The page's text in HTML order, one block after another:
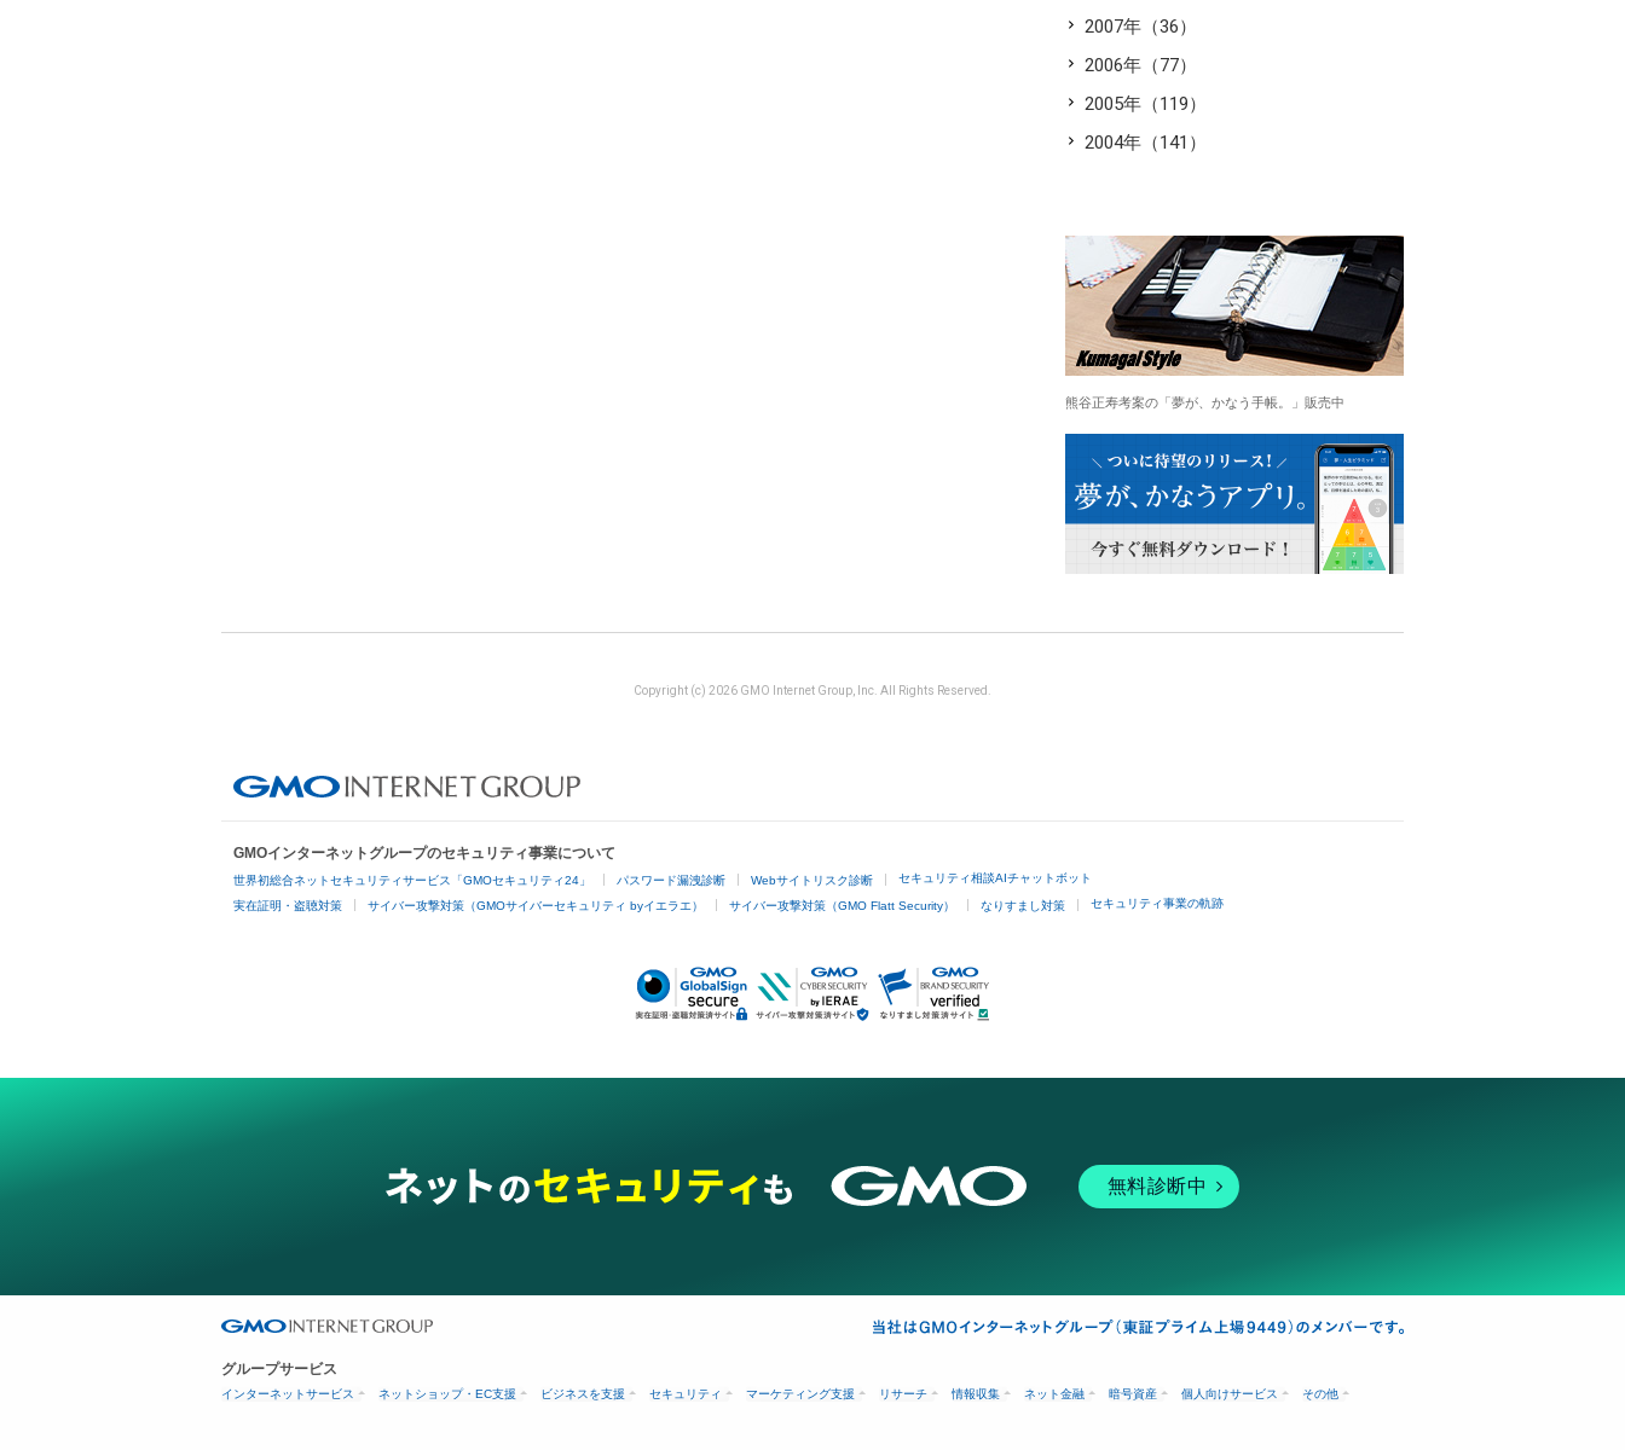
2007年（36）
2006年（77）
2005年（119）
2004年（141）
熊谷正寿考案の「夢が、かなう手帳。」販売中
Copyright (c) 2026 GMO Internet Group, Inc. All Rights Reserved.
GMOインターネットグループのセキュリティ事業について
世界初総合ネットセキュリティサービス「GMOセキュリティ24」 パスワード漏洩診断 Webサイトリスク診断 セキュリティ相談AIチャットボット
実在証明・盗聴対策 サイバー攻撃対策（GMOサイバーセキュリティ byイエラエ） サイバー攻撃対策（GMO Flatt Security） なりすまし対策 セキュリティ事業の軌跡
無料診断中
グループサービス
インターネットサービス ネットショップ・EC支援 ビジネスを支援 セキュリティ マーケティング支援 リサーチ 情報収集 ネット金融 暗号資産 個人向けサービス その他